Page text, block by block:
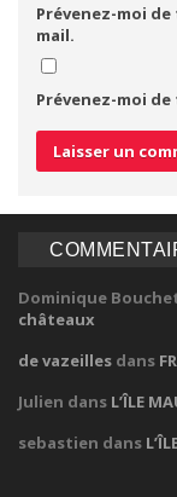
Prévenez-moi
mail.
Prévenez-moi
Dominique
châteaux
de vazeilles dans
Julien dans L’ÎLE
sebastien dans